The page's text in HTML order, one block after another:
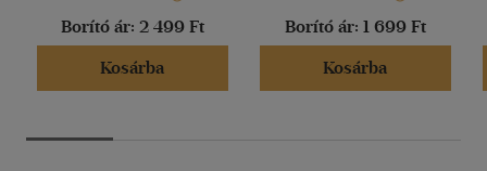
Borító ár: 2 499 Ft
Kosárba
Borító ár: 1 699 Ft
Kosárba